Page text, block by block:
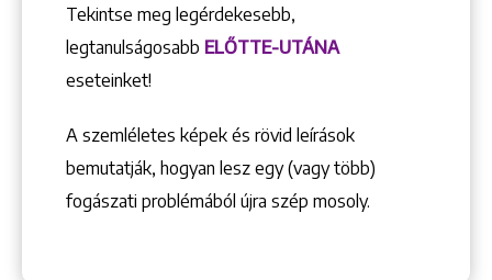
Tekintse meg legérdekesebb,
legtanulságosabb ELŐTTE-UTÁNA
eseteinket!
A szemléletes képek és rövid leírások
bemutatják, hogyan lesz egy (vagy több)
fogászati problémából újra szép mosoly.